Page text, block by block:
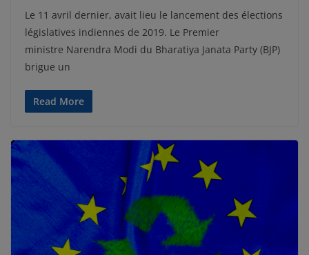
Le 11 avril dernier, avait lieu le lancement des élections
législatives indiennes de 2019. Le Premier
ministre Narendra Modi du Bharatiya Janata Party (BJP)
brigue un
Read More